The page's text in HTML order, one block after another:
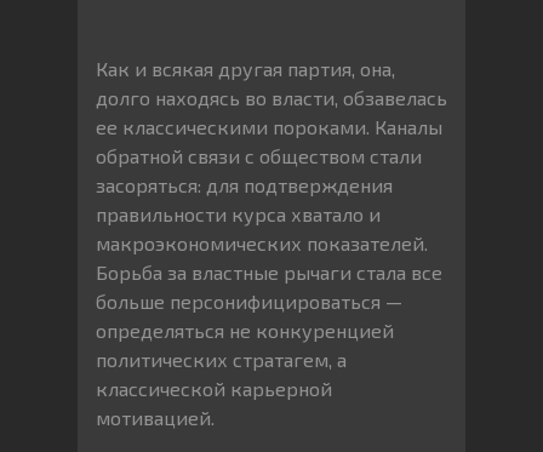
Как и всякая другая партия, она,
долго находясь во власти, обзавелась
ее классическими пороками. Каналы
обратной связи с обществом стали
засоряться: для подтверждения
правильности курса хватало и
макроэкономических показателей.
Борьба за властные рычаги стала все
больше персонифицироваться —
определяться не конкуренцией
политических стратагем, а
классической карьерной
мотивацией.